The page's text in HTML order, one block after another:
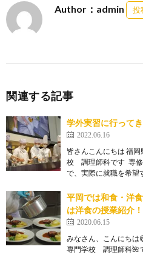
Author：admin 投
関連する記事
学外実習に行ってき
2022.06.16
皆さんこんにちは 福
校 調理師科です 専修
で、実際に就職を希望
平岡では和食・洋
は洋食の授業紹介！
2020.06.15
みなさん、こんにちは
専門学校 調理師科🌺